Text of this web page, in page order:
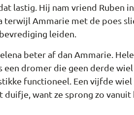
lastig. Hij nam vriend Ruben
Ammarie met de poes
leiden.
beter af dan Ammarie.
een dromer die geen derde
functioneel. Een vijfde wiel
want ze sprong zo